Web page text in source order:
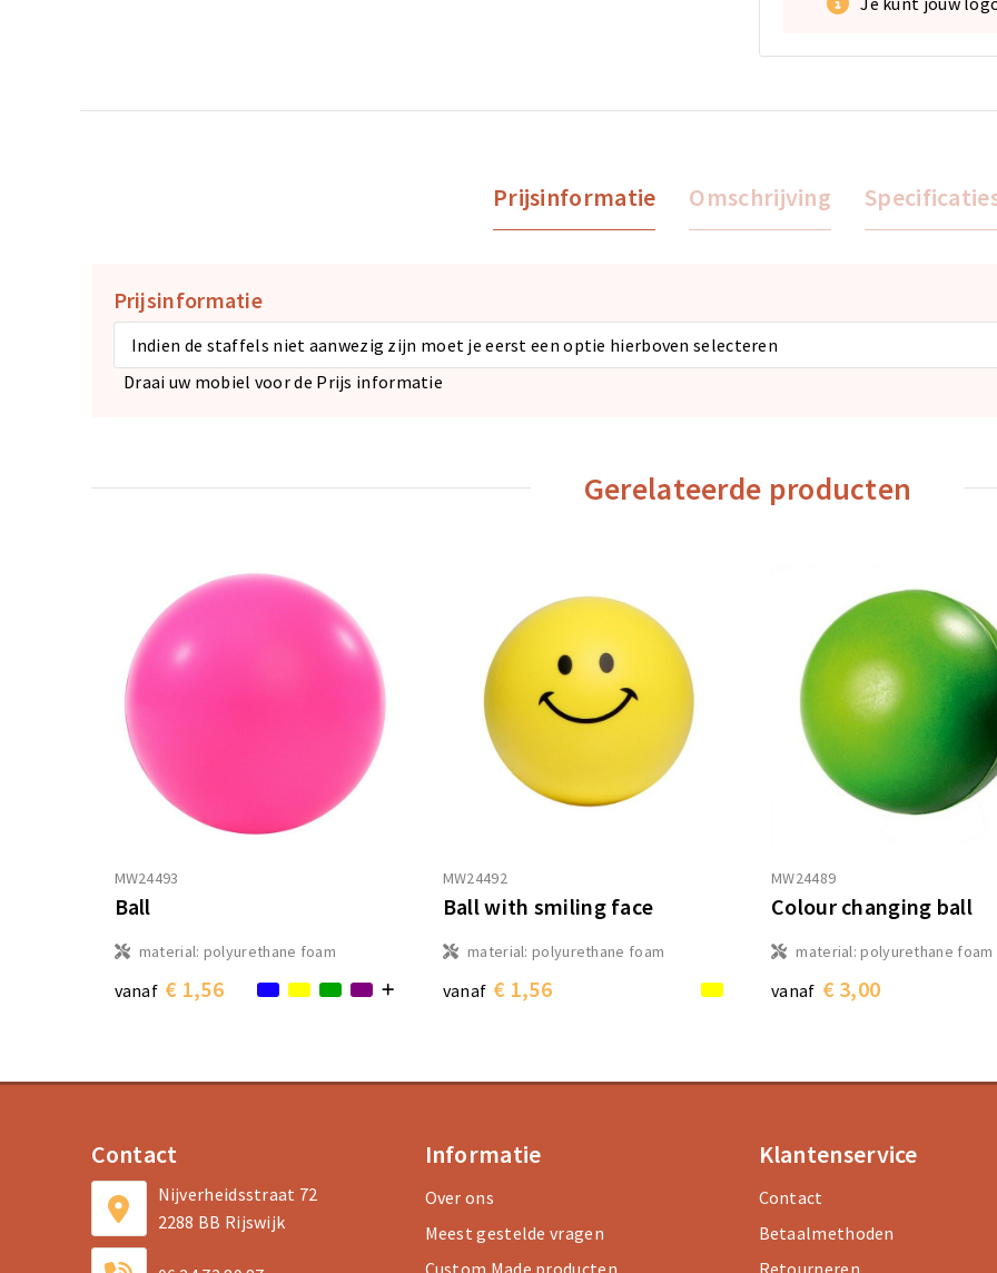
Prijsinformatie Omschrijving
Prijsinformatie
Indien de staffels niet aanwezig zijn moet je eerst een optie hierboven selecteren
Draai uw mobiel voor de Prijs informatie
Gerelateerde producten
MW24493
Ball
material: polyurethane foam
vanaf € 1,56
MW24492
Ball with smiling face
material: polyurethane foam
vanaf € 1,56
MW24489
Colour changing ball
material: polyurethane foam
vanaf € 3,00
Contact
Nijverheidsstraat 72
2288 BB Rijswijk
Informatie
Over ons
Meest gestelde vragen
Klantenservice
Contact
Betaalmethoden